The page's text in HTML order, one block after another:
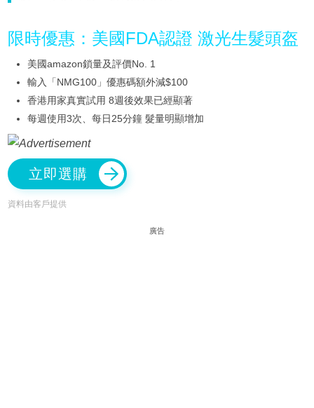
限時優惠：美國FDA認證 激光生髮頭盔
美國amazon鎖量及評價No. 1
輸入「NMG100」優惠碼額外減$100
香港用家真實試用 8週後效果已經顯著
每週使用3次、每日25分鐘 髮量明顯增加
立即選購
資料由客戶提供
廣告